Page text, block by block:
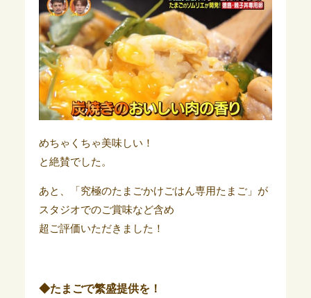
めちゃくちゃ美味しい！
と絶賛でした。
あと、「究極のたまごかけごはん専用たまご」が
スタジオでのご賞味など含め
超ご評価いただきました！
◆たまごで繁盛提供を！